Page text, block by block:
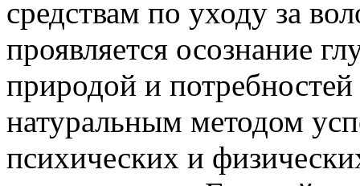
средствам по уходу за
проявляется осознание
природой и
натуральным методом
психических и